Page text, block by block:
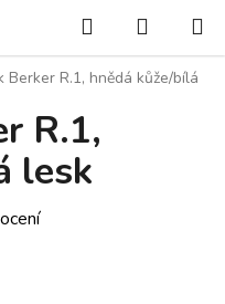
Hledat
KOŠÍK
Berker R.1, hnědá kůže/bílá
R.1,
lesk